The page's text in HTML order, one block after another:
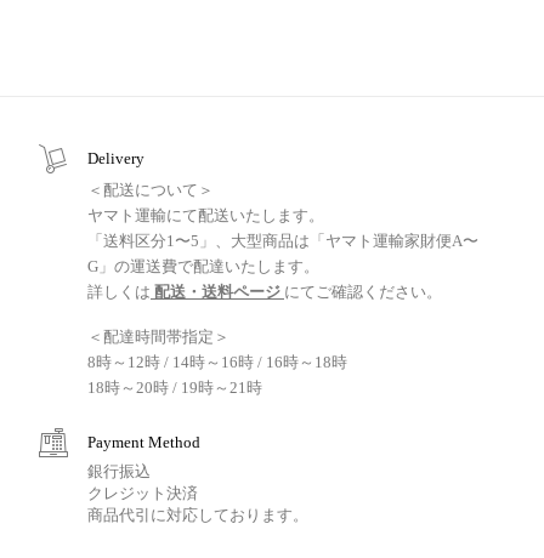
Delivery
＜配送について＞
ヤマト運輸にて配送いたします。
「送料区分1〜5」、大型商品は「ヤマト運輸家財便A〜
G」の運送費で配達いたします。
詳しくは 配送・送料ページ にてご確認ください。
＜配達時間帯指定＞
8時～12時 / 14時～16時 / 16時～18時
18時～20時 / 19時～21時
Payment Method
銀行振込
クレジット決済
商品代引に対応しております。